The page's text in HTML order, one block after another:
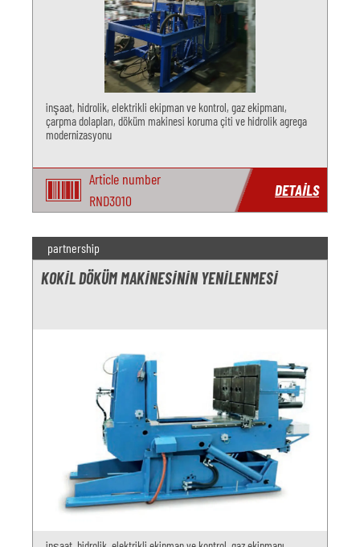
inşaat, hidrolik, elektrikli ekipman ve kontrol, gaz ekipmanı,
çarpma dolapları, döküm makinesi koruma çiti ve hidrolik agrega
modernizasyonu
Article number
RND3010
DETAILS
partnership
KOKIL DÖKÜM MAKINESININ YENILENMESI